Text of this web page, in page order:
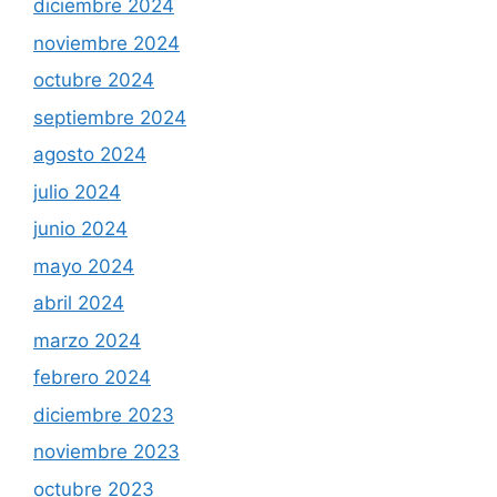
diciembre 2024
noviembre 2024
octubre 2024
septiembre 2024
agosto 2024
julio 2024
junio 2024
mayo 2024
abril 2024
marzo 2024
febrero 2024
diciembre 2023
noviembre 2023
octubre 2023